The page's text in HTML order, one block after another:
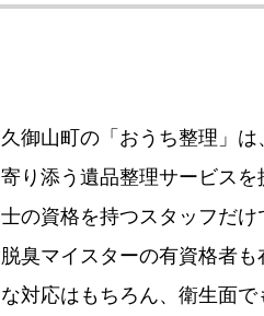
久御山町の「おうち整理」
寄り添う遺品整理サービス
士の資格を持つスタッフだ
脱臭マイスターの有資格者
な対応はもちろん、衛生面